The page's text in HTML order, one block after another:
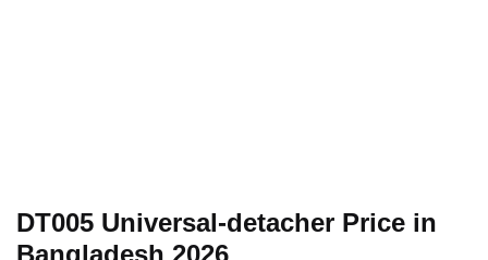
DT005 Universal-detacher Price in